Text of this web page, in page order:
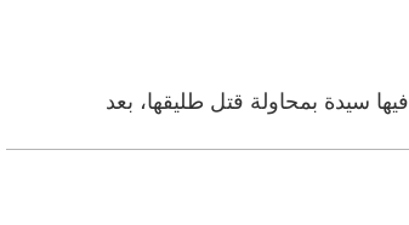
سيدة بمحاولة قتل طليقها، بعد